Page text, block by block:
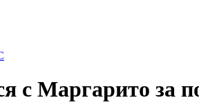
с Маргарито за